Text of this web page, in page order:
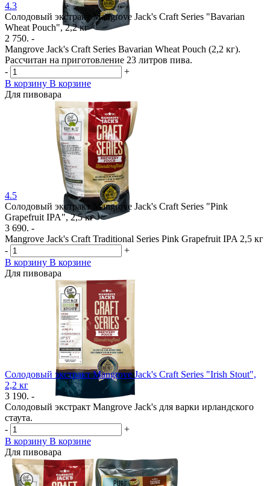
4.3
Солодовый экстракт Mangrove Jack's Craft Series "Bavarian
Wheat Pouch", 2,2 кг
2 750. -
Mangrove Jack's Craft Series Bavarian Wheat Pouch (2,2 кг).
Рассчитан на приготовление 23 литров пива.
-
+
В корзину В корзине
Для пивовара
4.5
Солодовый экстракт Mangrove Jack's Craft Series "Pink
Grapefruit IPA", 2,5 кг
3 690. -
Mangrove Jack's Craft Traditional Series Pink Grapefruit IPA 2,5 кг
-
+
В корзину В корзине
Для пивовара
Солодовый экстракт Mangrove Jack's Craft Series "Irish Stout",
2,2 кг
3 190. -
Солодовый экстракт Mangrove Jack's для варки ирландского
стаута.
-
+
В корзину В корзине
Для пивовара